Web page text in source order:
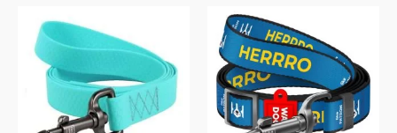
цін:
₴445
товар
кілька
варіантів.
Параметри
цін:
від
₴246
до
₴268
товар
має
кілька
варіантів.
Параметри